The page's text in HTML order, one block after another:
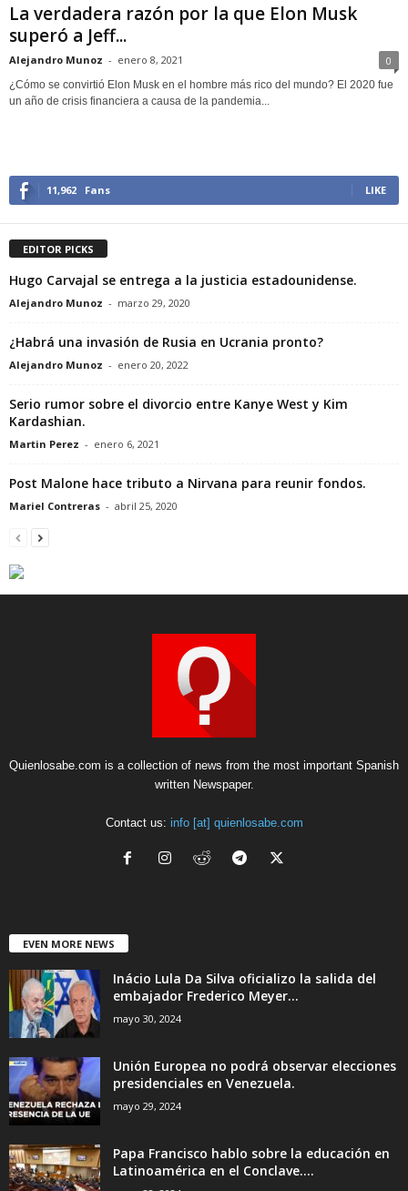
La verdadera razón por la que Elon Musk
superó a Jeff...
Alejandro Munoz - enero 8, 2021 0
¿Cómo se convirtió Elon Musk en el hombre más rico del mundo? El 2020 fue
un año de crisis financiera a causa de la pandemia...
11,962 Fans LIKE
EDITOR PICKS
Hugo Carvajal se entrega a la justicia estadounidense.
Alejandro Munoz - marzo 29, 2020
¿Habrá una invasión de Rusia en Ucrania pronto?
Alejandro Munoz - enero 20, 2022
Serio rumor sobre el divorcio entre Kanye West y Kim
Kardashian.
Martin Perez - enero 6, 2021
Post Malone hace tributo a Nirvana para reunir fondos.
Mariel Contreras - abril 25, 2020
Quienlosabe.com is a collection of news from the most important Spanish
written Newspaper.
Contact us: info [at] quienlosabe.com
EVEN MORE NEWS
Inácio Lula Da Silva oficializo la salida del
embajador Frederico Meyer...
mayo 30, 2024
Unión Europea no podrá observar elecciones
presidenciales en Venezuela.
mayo 29, 2024
Papa Francisco hablo sobre la educación en
Latinoamérica en el Conclave....